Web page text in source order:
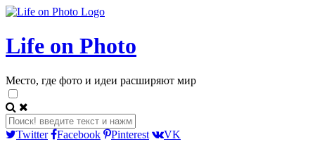
Life on Photo
Место, где фото и идеи расширяют мир
Twitter Facebook Pinterest
VK